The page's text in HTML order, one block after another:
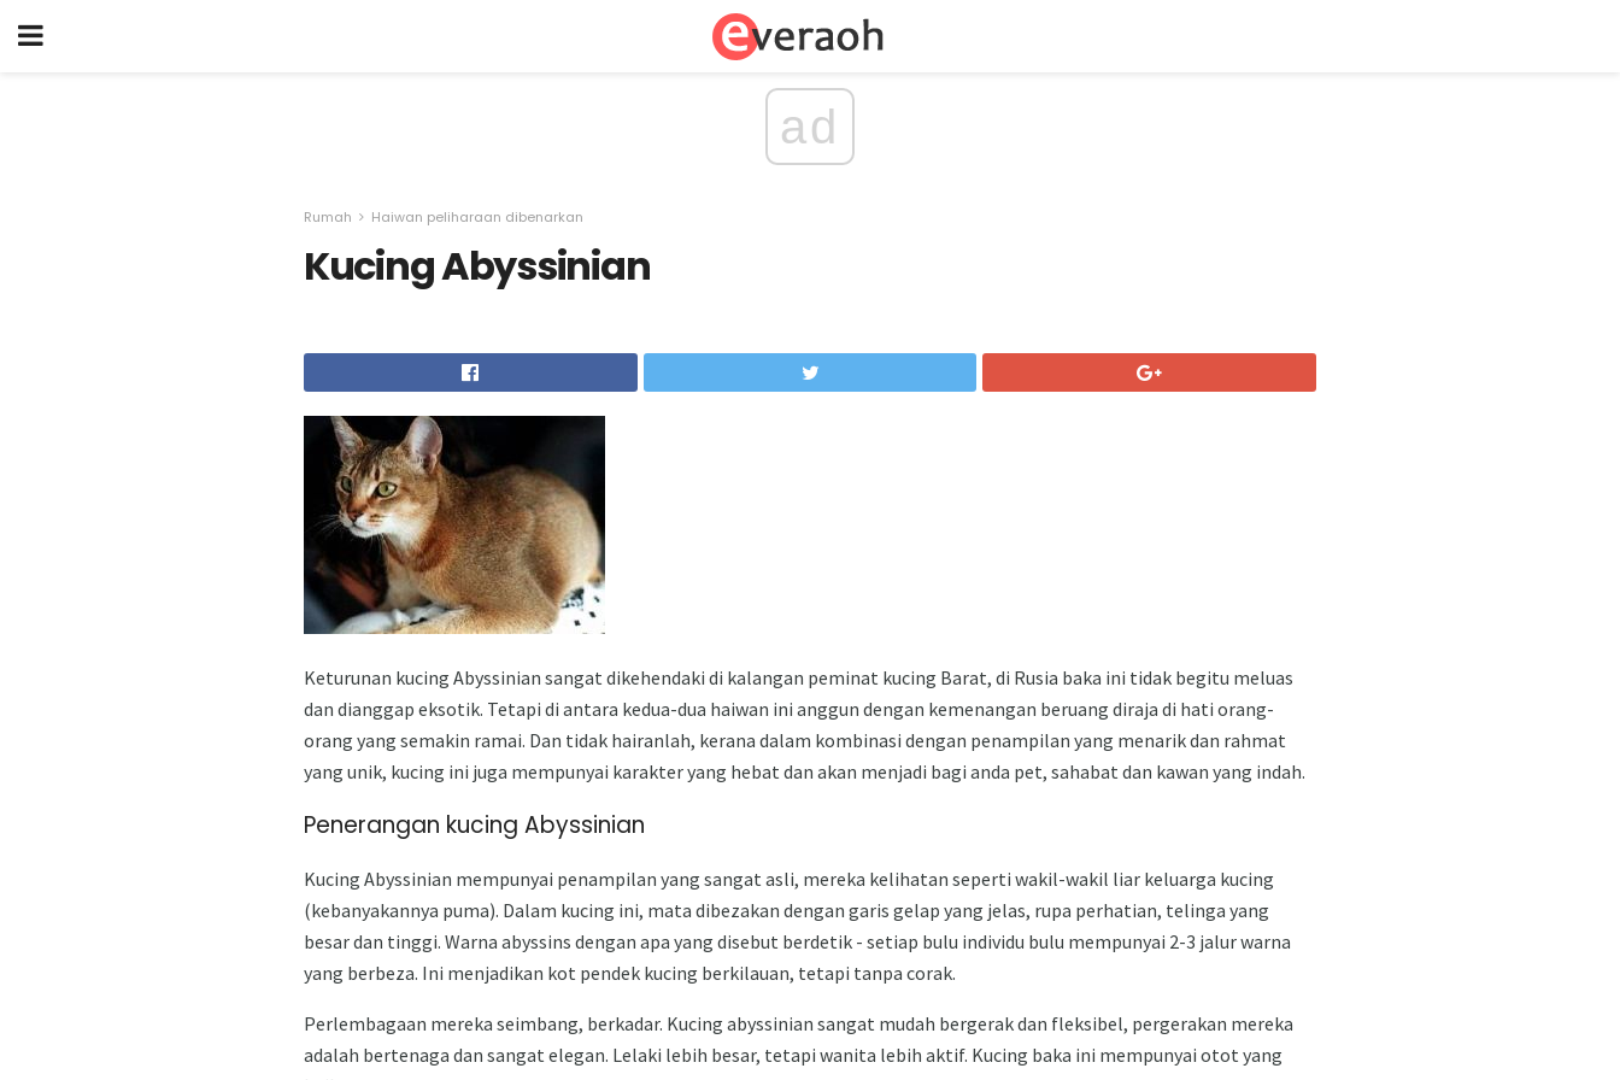
ad
Rumah Haiwan peliharaan dibenarkan
Kucing Abyssinian
Keturunan kucing Abyssinian sangat dikehendaki di kalangan peminat kucing Barat, di Rusia baka ini tidak begitu meluas
dan dianggap eksotik. Tetapi di antara kedua-dua haiwan ini anggun dengan kemenangan beruang diraja di hati orang-
orang yang semakin ramai. Dan tidak hairanlah, kerana dalam kombinasi dengan penampilan yang menarik dan rahmat
yang unik, kucing ini juga mempunyai karakter yang hebat dan akan menjadi bagi anda pet, sahabat dan kawan yang indah.
Penerangan kucing Abyssinian
Kucing Abyssinian mempunyai penampilan yang sangat asli, mereka kelihatan seperti wakil-wakil liar keluarga kucing
(kebanyakannya puma). Dalam kucing ini, mata dibezakan dengan garis gelap yang jelas, rupa perhatian, telinga yang
besar dan tinggi. Warna abyssins dengan apa yang disebut berdetik - setiap bulu individu bulu mempunyai 2-3 jalur warna
yang berbeza. Ini menjadikan kot pendek kucing berkilauan, tetapi tanpa corak.
Perlembagaan mereka seimbang, berkadar. Kucing abyssinian sangat mudah bergerak dan fleksibel, pergerakan mereka
adalah bertenaga dan sangat elegan. Lelaki lebih besar, tetapi wanita lebih aktif. Kucing baka ini mempunyai otot yang